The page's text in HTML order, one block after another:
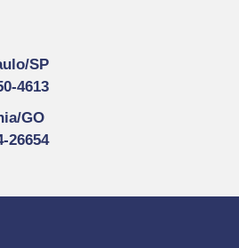
SP
4613
GO
26654